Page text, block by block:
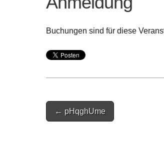
Buchungen sind für diese
Post
navigation
← pHqghUme